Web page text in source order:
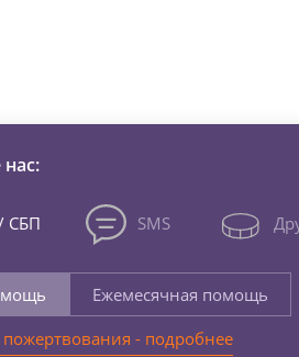
СБП SMS
Ежемесячная помощь
- подробнее